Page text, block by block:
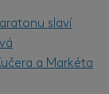
slaví
a Markéta